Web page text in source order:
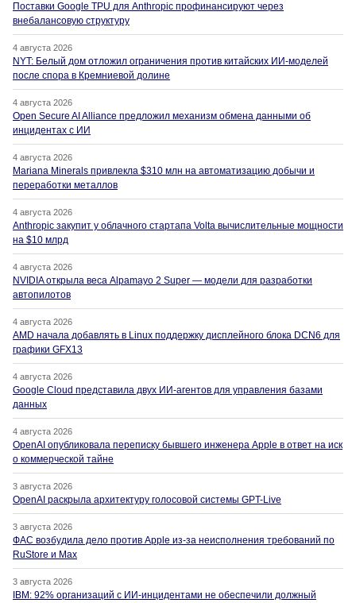
Поставки Google TPU для Anthropic профинансируют через
внебалансовую структуру
4 августа 2026
NYT: Белый дом отложил ограничения против китайских ИИ-моделей
после спора в Кремниевой долине
4 августа 2026
Open Secure AI Alliance предложил механизм обмена данными об
инцидентах с ИИ
4 августа 2026
Mariana Minerals привлекла $310 млн на автоматизацию добычи и
переработки металлов
4 августа 2026
Anthropic закупит у облачного стартапа Volta вычислительные мощности
на $10 млрд
4 августа 2026
NVIDIA открыла веса Alpamayo 2 Super — модели для разработки
автопилотов
4 августа 2026
AMD начала добавлять в Linux поддержку дисплейного блока DCN6 для
графики GFX13
4 августа 2026
Google Cloud представила двух ИИ-агентов для управления базами
данных
4 августа 2026
OpenAI опубликовала переписку бывшего инженера Apple в ответ на иск
о коммерческой тайне
3 августа 2026
OpenAI раскрыла архитектуру голосовой системы GPT-Live
3 августа 2026
ФАС возбудила дело против Apple из-за неисполнения требований по
RuStore и Max
3 августа 2026
IBM: 92% организаций с ИИ-инцидентами не обеспечили должный